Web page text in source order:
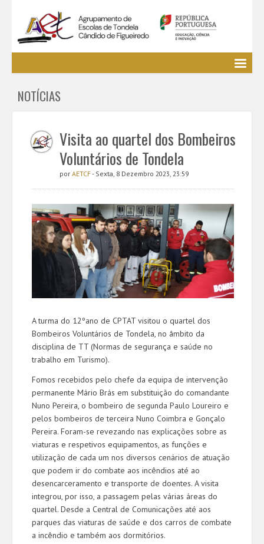
EE / Alunos
Cursos Profissionais
Bibliotecas
Media AETCF
Legislação
Utilizador não identificado. (Entrar)
NOTÍCIAS
Visita ao quartel dos Bombeiros
Voluntários de Tondela
por AETCF- Sexta, 8 Dezembro 2023, 23:59
A turma do 12ºano de CPTAT visitou o quartel dos
Bombeiros Voluntários de Tondela, no âmbito da
disciplina de TT (Normas de segurança e saúde no
trabalho em Turismo).
Fomos recebidos pelo chefe da equipa de intervenção
permanente Mário Brás em substituição do comandante
Nuno Pereira, o bombeiro de segunda Paulo Loureiro e
pelos bombeiros de terceira Nuno Coimbra e Gonçalo
Pereira. Foram-se revezando nas explicações sobre as
viaturas e respetivos equipamentos, as funções e
utilização de cada um nos diversos cenários de atuação
que podem ir do combate aos incêndios até ao
desencarceramento e transporte de doentes. A visita
integrou, por isso, a passagem pelas várias áreas do
quartel. Desde a Central de Comunicações até aos
parques das viaturas de saúde e dos carros de combate
a incêndio e também aos dormitórios.